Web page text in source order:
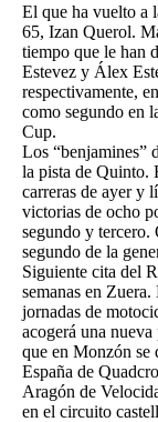
El que ha vuelto a
65, Izan Querol.
tiempo que le han
Estevez y Álex
respectivamente,
como segundo en
Cup.
Los “benjamines”
la pista de Quinto.
carreras de ayer y
victorias de ocho
segundo y tercero.
segundo de la
Siguiente cita del
semanas en
jornadas de
acogerá una
que en Monzón se
España de
Aragón de
en el circuito